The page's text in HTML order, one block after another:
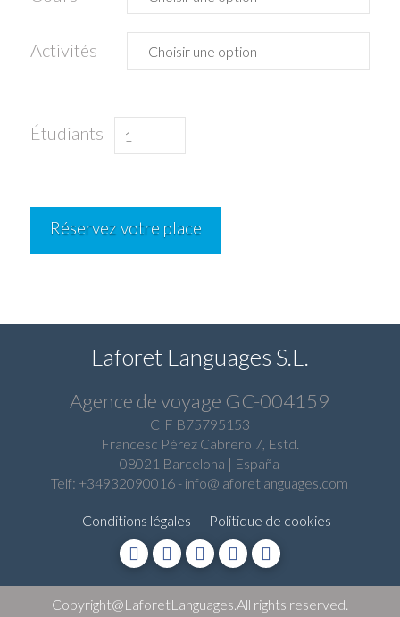
Activités
Étudiants
quantité
de
Réservez votre place
Laforet Languages S.L.
Agence de voyage GC-004159
CIF B75795153
Francesc Pérez Cabrero 7, Estd.
08021 Barcelona | España
Telf: +34932090016 - info@laforetlanguages.com
Conditions légales Politique de cookies
Copyright@LaforetLanguages.All rights reserved.